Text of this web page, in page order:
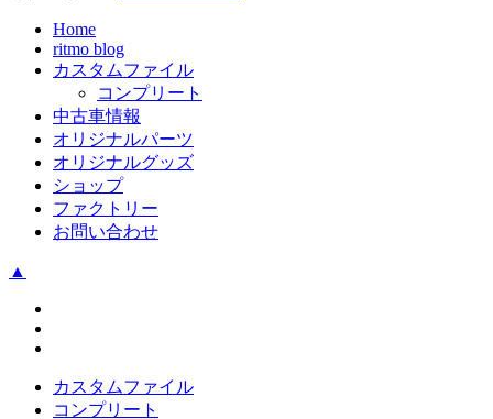
Home
ritmo blog
カスタムファイル
コンプリート
中古車情報
オリジナルパーツ
オリジナルグッズ
ショップ
ファクトリー
お問い合わせ
▲
カスタムファイル
コンプリート